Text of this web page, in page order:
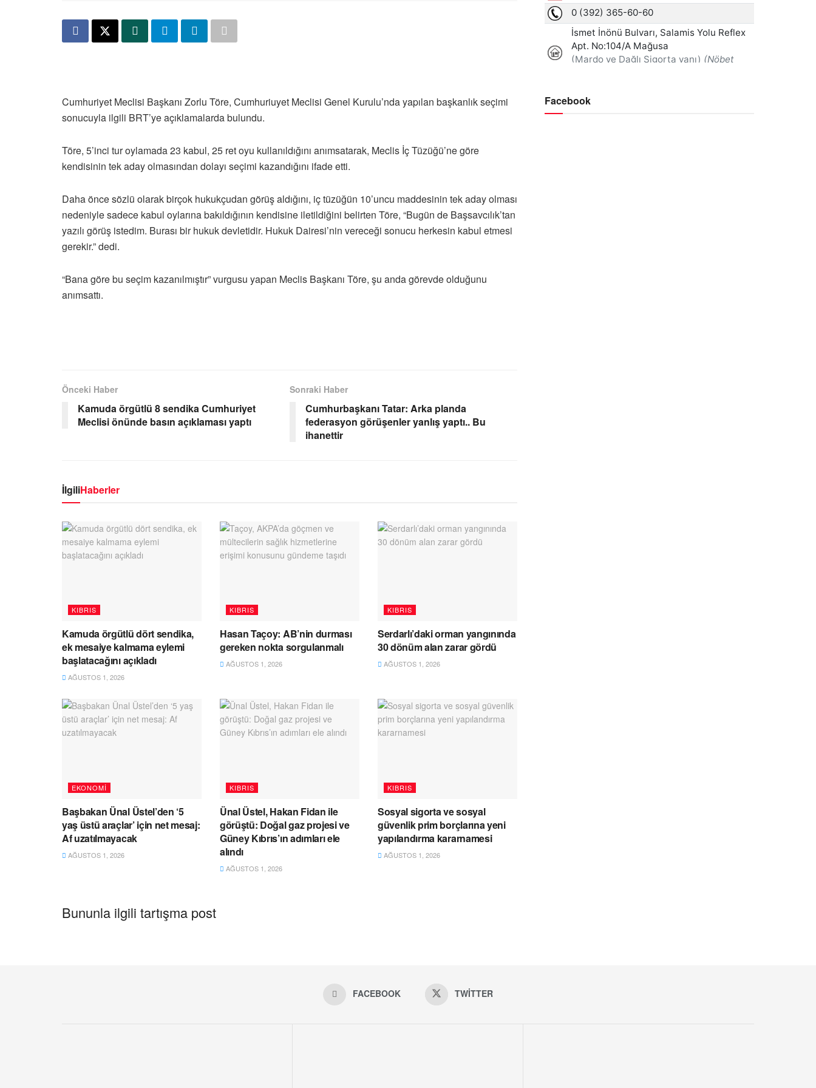
Cumhuriyet Meclisi Başkanı Zorlu Töre, Cumhuriuyet Meclisi Genel Kurulu’nda yapılan başkanlık seçimi
sonucuyla ilgili BRT’ye açıklamalarda bulundu.
Töre, 5’inci tur oylamada 23 kabul, 25 ret oyu kullanıldığını anımsatarak, Meclis İç Tüzüğü’ne göre
kendisinin tek aday olmasından dolayı seçimi kazandığını ifade etti.
Daha önce sözlü olarak birçok hukukçudan görüş aldığını, iç tüzüğün 10’uncu maddesinin tek aday olması
nedeniyle sadece kabul oylarına bakıldığının kendisine iletildiğini belirten Töre, “Bugün de Başsavcılık’tan
yazılı görüş istedim. Burası bir hukuk devletidir. Hukuk Dairesi’nin vereceği sonucu herkesin kabul etmesi
gerekir.” dedi.
“Bana göre bu seçim kazanılmıştır” vurgusu yapan Meclis Başkanı Töre, şu anda görevde olduğunu
anımsattı.
Önceki Haber
Kamuda örgütlü 8 sendika Cumhuriyet
Meclisi önünde basın açıklaması yaptı
Sonraki Haber
Cumhurbaşkanı Tatar: Arka planda
federasyon görüşenler yanlış yaptı.. Bu
ihanettir
İlgiliHaberler
KIBRIS
Kamuda örgütlü dört sendika,
ek mesaiye kalmama eylemi
başlatacağını açıkladı
AĞUSTOS 1, 2026
KIBRIS
Hasan Taçoy: AB’nin durması
gereken nokta sorgulanmalı
AĞUSTOS 1, 2026
KIBRIS
Serdarlı’daki orman yangınında
30 dönüm alan zarar gördü
AĞUSTOS 1, 2026
EKONOMI
Başbakan Ünal Üstel’den ‘5
yaş üstü araçlar’ için net mesaj:
Af uzatılmayacak
AĞUSTOS 1, 2026
KIBRIS
Ünal Üstel, Hakan Fidan ile
görüştü: Doğal gaz projesi ve
Güney Kıbrıs’ın adımları ele
alındı
AĞUSTOS 1, 2026
KIBRIS
Sosyal sigorta ve sosyal
güvenlik prim borçlarına yeni
yapılandırma kararnamesi
AĞUSTOS 1, 2026
Bununla ilgili tartışma post
Facebook
FACEBOOK TWITTER